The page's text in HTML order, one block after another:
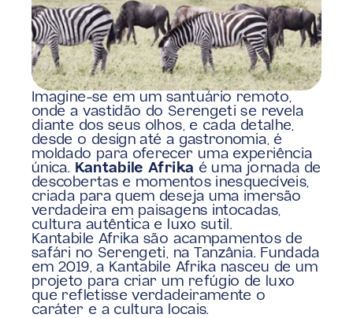
Imagine-se em um santuário remoto,
onde a vastidão do Serengeti se revela
diante dos seus olhos, e cada detalhe,
desde o design até a gastronomia, é
moldado para oferecer uma experiência
única. Kantabile Afrika é uma jornada de
descobertas e momentos inesquecíveis,
criada para quem deseja uma imersão
verdadeira em paisagens intocadas,
cultura autêntica e luxo sutil.
Kantabile Afrika são acampamentos de
safári no Serengeti, na Tanzânia. Fundada
em 2019, a Kantabile Afrika nasceu de um
projeto para criar um refúgio de luxo
que refletisse verdadeiramente o
caráter e a cultura locais.